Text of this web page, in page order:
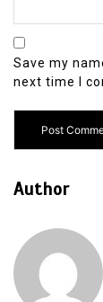
Save my
next time I
Author